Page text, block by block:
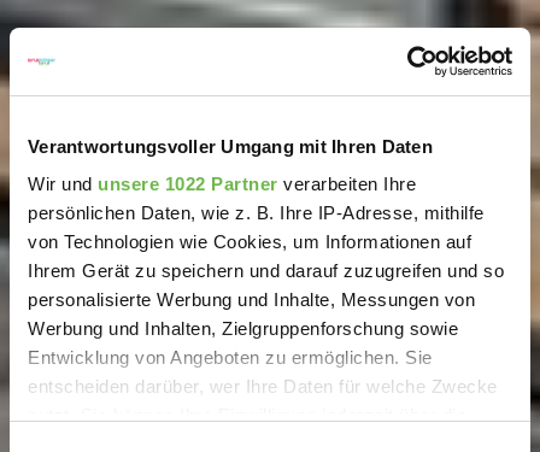
Verantwortungsvoller Umgang mit Ihren Daten
Wir und unsere 1022 Partner verarbeiten Ihre
persönlichen Daten, wie z. B. Ihre IP-Adresse, mithilfe
von Technologien wie Cookies, um Informationen auf
Ihrem Gerät zu speichern und darauf zuzugreifen und so
personalisierte Werbung und Inhalte, Messungen von
Werbung und Inhalten, Zielgruppenforschung sowie
Entwicklung von Angeboten zu ermöglichen. Sie
entscheiden darüber, wer Ihre Daten für welche Zwecke